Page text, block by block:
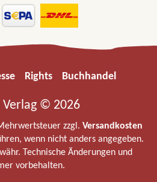
Rights Buchhandel
Verlag © 2026
zzgl. Versandkosten
wenn nicht anders angegeben.
Technische Änderungen und
vorbehalten.